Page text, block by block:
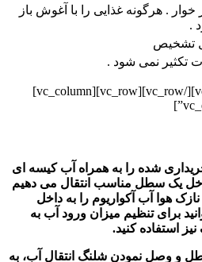
. هرگونه غذایی را با آغوش باز
.
تشخیص
تکثیر نمی شود .
[/vc_column_text][/vc_column][/vc_row][vc_row][vc_column]
خریداری شده را به همراه آب کیسه ای
یک سطل مناسب انتقال می دهیم
هوا آب آکواریوم را به داخل
برای تنظیم میزان ورود آب به
استفاده کنید.
و وصل نمودن شلنگ انتقال آب، به